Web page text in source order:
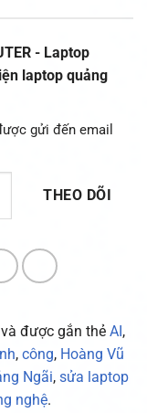
- Laptop
laptop quảng
gửi đến email
THEO DÕI
và được gắn thẻ AI,
, công, Hoàng Vũ
Ngãi, sửa laptop
nghệ.